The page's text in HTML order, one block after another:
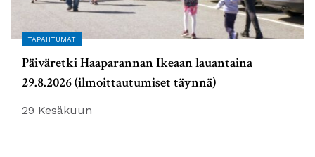
TAPAHTUMAT
Päiväretki Haaparannan Ikeaan lauantaina
29.8.2026 (ilmoittautumiset täynnä)
29 Kesäkuun